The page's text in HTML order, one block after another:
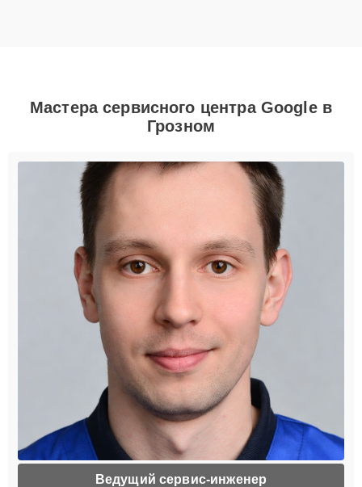
Мастера сервисного центра Google в
Грозном
Ведущий сервис-инженер